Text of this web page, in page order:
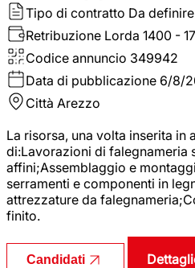
Tipo di contratto Da
Retribuzione Lorda 1400 -
Codice annuncio 349942
Data di pubblicazione 6/8/
Città Arezzo
La risorsa, una volta inserita in
di:Lavorazioni di falegnameria
affini;Assemblaggio e
serramenti e componenti in
attrezzature da
finito.
Candidati